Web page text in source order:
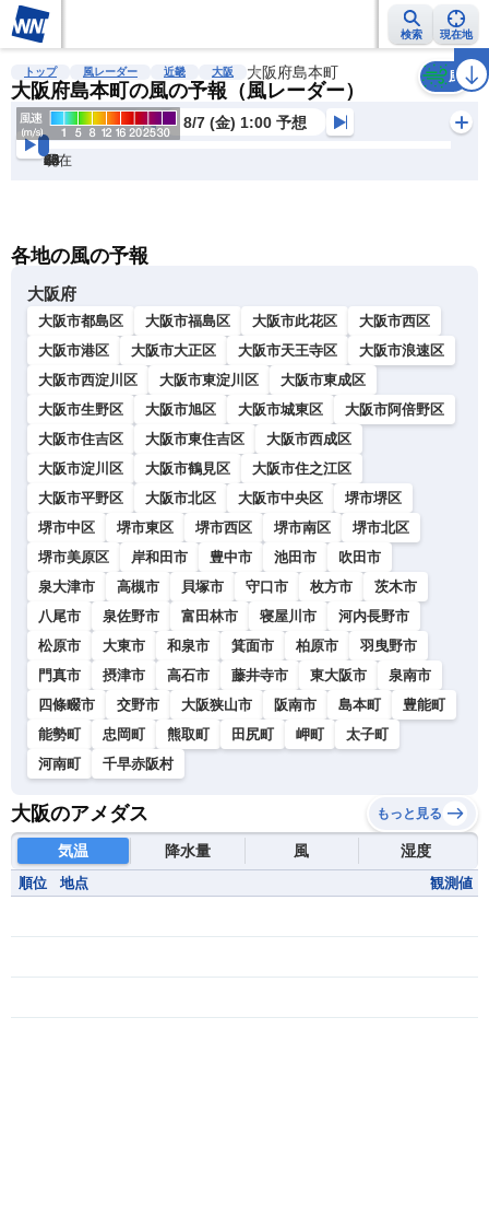
検索 現在地
雨雲レーダー 台風情報 地震情報 警報・注意報 2週間天気 ラ
トップ 風レーダー 近畿 大阪 大阪府島本町
大阪府島本町の風の予報（風レーダー）
風
8/7 (金) 1:00 予想
現在
6h
12
24
36
48
60
72
各地の風の予報
大阪府
大阪市都島区 大阪市福島区 大阪市此花区
大阪市西区
大阪市港区
大阪市大正区 大阪市天王寺区
大阪市浪速区
大阪市西淀川区
大阪市東淀川区
大阪市東成区
大阪市生野区
大阪市旭区 大阪市城東区
大阪市阿倍野区
大阪市住吉区
大阪市東住吉区
大阪市西成区
大阪市淀川区
大阪市鶴見区
大阪市住之江区
大阪市平野区
大阪市北区 大阪市中央区
堺市堺区
堺市中区
堺市東区 堺市西区 堺市南区
堺市北区
堺市美原区
岸和田市 豊中市 池田市
吹田市
泉大津市
高槻市 貝塚市 守口市 枚方市
茨木市
八尾市
泉佐野市 富田林市 寝屋川市
河内長野市
松原市
大東市 和泉市 箕面市 柏原市
羽曳野市
門真市
摂津市 高石市 藤井寺市 東大阪市
泉南市
四條畷市
交野市 大阪狭山市 阪南市 島本町
豊能町
能勢町
忠岡町 熊取町 田尻町 岬町
太子町
河南町
千早赤阪村
大阪のアメダス もっと見る
気温 降水量 風 湿度
順位 地点 観測値